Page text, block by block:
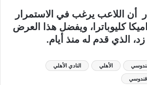
أن اللاعب يرغب في الاستمرار
كليوباترا، ويفضل هذا العرض
الذي قدم له منذ أيام.
الأهلي النادي الأهلي
قندوسي